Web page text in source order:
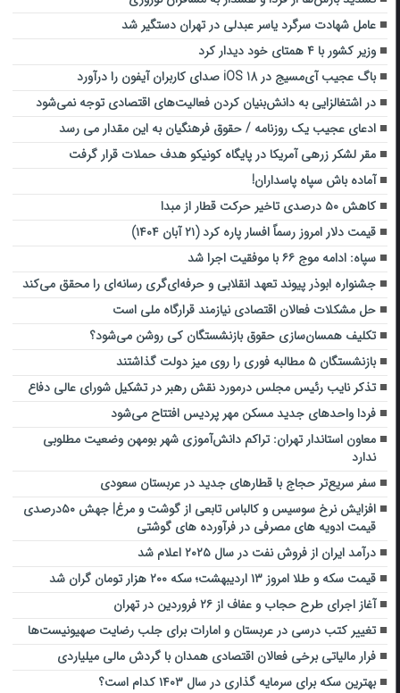
عامل شهادت سرگرد یاسر عبدلی در تهران دستگیر شد
وزیر کشور با ۴ همتای خود دیدار کرد
باگ عجیب آی‌مسیج در iOS 18 صدای کاربران آیفون را درآورد
در اشتغالزایی‌ به دانش‌بنیان کردن فعالیت‌های اقتصادی توجه نمی‌شود
ادعای عجیب یک روزنامه / حقوق فرهنگیان به این مقدار می رسد
مقر لشکر زرهی آمریکا در پایگاه کونیکو هدف حملات قرار گرفت
آماده باش سپاه پاسداران!
کاهش ۵۰ درصدی تاخیر حرکت قطار از مبدا
قیمت دلار امروز رسماً افسار پاره کرد (۲۱ آبان ۱۴۰۴)
سپاه: ادامه موج ۶۶ با موفقیت اجرا شد
جشنواره ابوذر پیوند تعهد انقلابی و حرفه‌ای‌گری رسانه‌ای را محقق می‌کند
حل مشکلات فعالان اقتصادی نیازمند قرارگاه ملی است
تکلیف همسان‌سازی حقوق بازنشستگان کی روشن می‌شود؟
بازنشستگان ۵ مطالبه فوری را روی میز دولت گذاشتند
تذکر نایب رئیس مجلس درمورد نقش رهبر در تشکیل شورای عالی دفاع
فردا واحدهای جدید مسکن مهر پردیس افتتاح می‌شود
معاون استاندار تهران: تراکم دانش‌آموزی شهر بومهن وضعیت مطلوبی
ندارد
سفر سریع‌تر حجاج با قطارهای جدید در عربستان سعودی
افزایش نرخ سوسیس و کالباس تابعی از گوشت و مرغ| جهش ۵۰درصدی
قیمت ادویه های مصرفی در فرآورده های گوشتی
درآمد ایران از فروش نفت در سال ۲۰۲۵ اعلام شد
قیمت سکه و طلا امروز ۱۳ اردیبهشت؛ سکه ۲۰۰ هزار تومان گران شد
آغاز اجرای طرح حجاب و عفاف از ۲۶ فروردین در تهران
تغییر کتب درسی در عربستان و امارات برای جلب رضایت صهیونیست‌ها
فرار مالیاتی برخی فعالان اقتصادی همدان با گردش مالی میلیاردی
بهترین سکه برای سرمایه گذاری در سال ۱۴۰۳ کدام است؟